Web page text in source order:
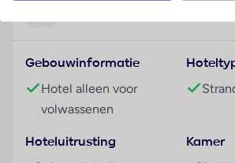
Buiten biedt een tuin extra ruimte
en recreatie. Tot de overige
hotel behoort een tv-ruimte. De
parkeerplaats parkeren. Onder de
Gebouwinformatie
Hotel alleen voor
volwassenen
Hoteluitrusting Kamer